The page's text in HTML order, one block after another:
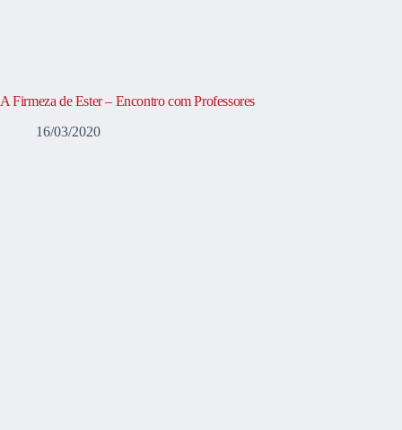
A Firmeza de Ester – Encontro com Professores
16/03/2020